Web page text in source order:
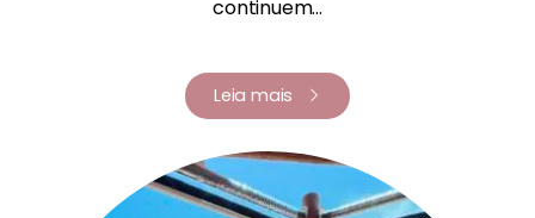
continuem...
Leia mais